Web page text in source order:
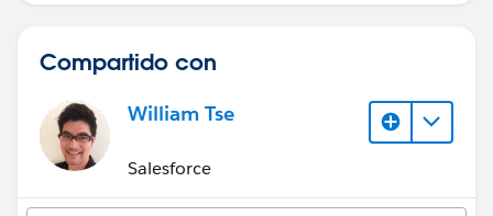
Compartido con
William Tse
Salesforce